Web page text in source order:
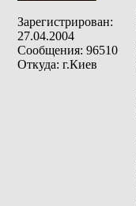
Зарегистрирован:
27.04.2004
Сообщения: 96510
Откуда: г.Киев